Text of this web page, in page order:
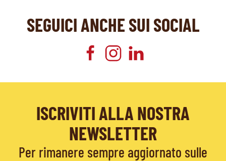
SEGUICI ANCHE SUI SOCIAL
ISCRIVITI ALLA NOSTRA
NEWSLETTER
Per rimanere sempre aggiornato sulle